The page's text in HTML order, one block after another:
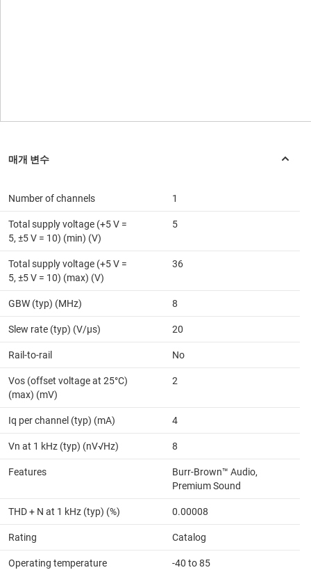
Number of channels 1
Total supply voltage (+5 V =
5, ±5 V = 10) (min) (V)
5
Total supply voltage (+5 V =
5, ±5 V = 10) (max) (V)
36
GBW (typ) (MHz) 8
Slew rate (typ) (V/µs) 20
Rail-to-rail No
Vos (offset voltage at 25°C)
(max) (mV)
2
Iq per channel (typ) (mA) 4
Vn at 1 kHz (typ) (nV√Hz) 8
Features
Burr-Brown™ Audio,
Premium Sound
THD + N at 1 kHz (typ) (%) 0.00008
Rating Catalog
Operating temperature
-40 to 85